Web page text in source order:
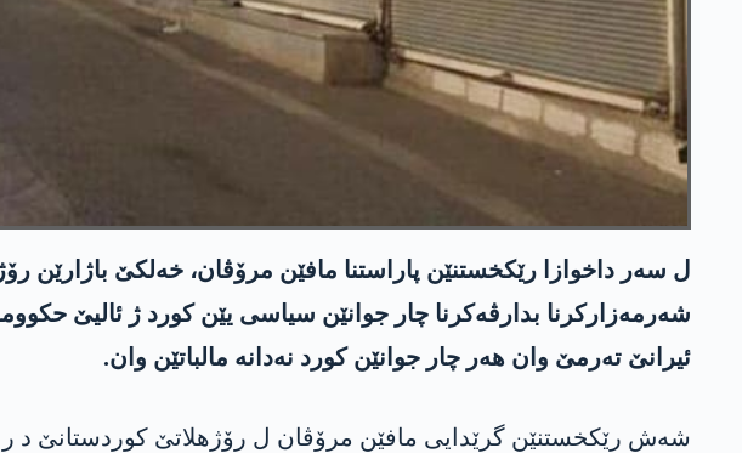
ل سەر داخوازا رێکخستنێن پاراستنا مافێن مرۆڤان، خەلکێ
شەرمەزارکرنا بدارڤەکرنا چار جوانێن سیاسی یێن کورد ژ ئالیێ
ئیرانێ تەرمێ وان ھەر چار جوانێن کورد نەدانە مالباتێن وان.
شەش رێکخستنێن گرێدایی مافێن مرۆڤان ل رۆژھلاتێ کوردستانێ د